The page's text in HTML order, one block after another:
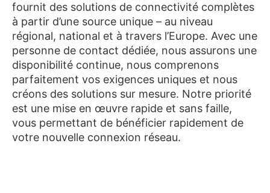
fournit des solutions de connectivité complètes
à partir d’une source unique – au niveau
régional, national et à travers l’Europe. Avec une
personne de contact dédiée, nous assurons une
disponibilité continue, nous comprenons
parfaitement vos exigences uniques et nous
créons des solutions sur mesure. Notre priorité
est une mise en œuvre rapide et sans faille,
vous permettant de bénéficier rapidement de
votre nouvelle connexion réseau.